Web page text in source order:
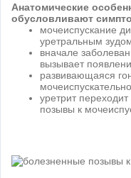
Анатомические
обусловливают
мочеиспускание
уретральным
вначале
вызывает
развивающаяся
уретрит
позывы к